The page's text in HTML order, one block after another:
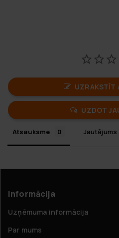
UZRAKSTĪT
UZDOT
Atsauksme Jautājums
Informācija
Uzņēmuma informācija
Par mums